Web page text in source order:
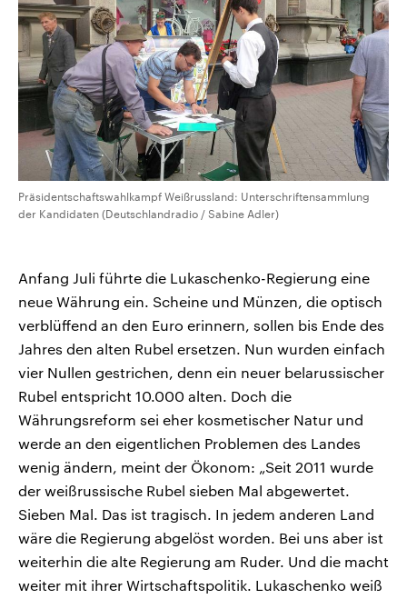
Präsidentschaftswahlkampf Weißrussland: Unterschriftensammlung
der Kandidaten (Deutschlandradio / Sabine Adler)
Anfang Juli führte die Lukaschenko-Regierung eine
neue Währung ein. Scheine und Münzen, die optisch
verblüffend an den Euro erinnern, sollen bis Ende des
Jahres den alten Rubel ersetzen. Nun wurden einfach
vier Nullen gestrichen, denn ein neuer belarussischer
Rubel entspricht 10.000 alten. Doch die
Währungsreform sei eher kosmetischer Natur und
werde an den eigentlichen Problemen des Landes
wenig ändern, meint der Ökonom: „Seit 2011 wurde
der weißrussische Rubel sieben Mal abgewertet.
Sieben Mal. Das ist tragisch. In jedem anderen Land
wäre die Regierung abgelöst worden. Bei uns aber ist
weiterhin die alte Regierung am Ruder. Und die macht
weiter mit ihrer Wirtschaftspolitik. Lukaschenko weiß